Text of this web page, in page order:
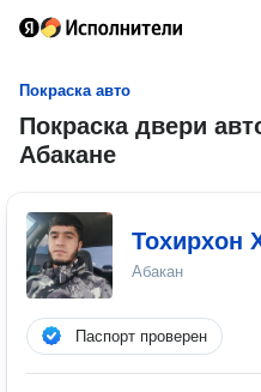
Покраска авто
Покраска двери
Абакане
Тохирхон
Абакан
Паспорт проверен